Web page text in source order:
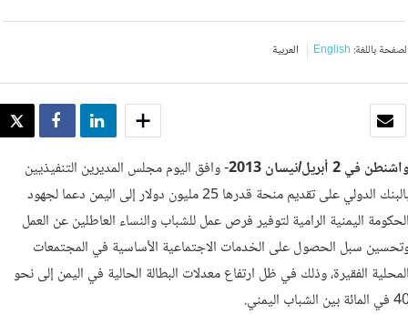
باللغة:English العربية
SHARE SHARE
في 2 أبريل/نيسان 2013
- وافق اليوم مجلس المديرين التنفيذيين
بالبنك الدولي على تقديم منحة قدرها 25 مليون دولار إلى اليمن دعما لجهود
اليمنية الرامية لتوفير فرص عمل للشباب والنساء العاطلين عن العمل
سبل الحصول على الخدمات الاجتماعية الأساسية في المجتمعات
الفقيرة، وذلك في ظل ارتفاع معدلات البطالة الحالية في اليمن إلى نحو
بين الشباب اليمني.